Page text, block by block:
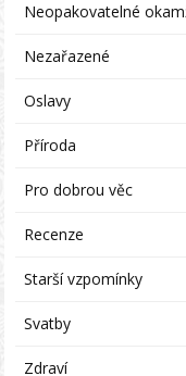
Neopakovatelné
Nezařazené
Oslavy
Příroda
Pro dobrou věc
Recenze
Starší vzpomínky
Svatby
Zdraví